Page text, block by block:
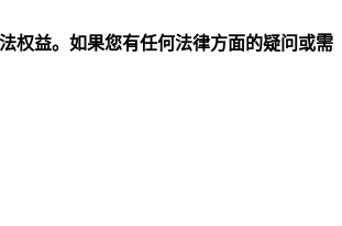
权益。如果您有任何法律方面的疑问或需